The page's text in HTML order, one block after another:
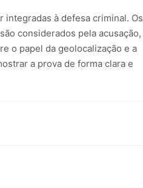
à defesa criminal. Os
considerados pela acusação,
o papel da geolocalização e a
a prova de forma clara e